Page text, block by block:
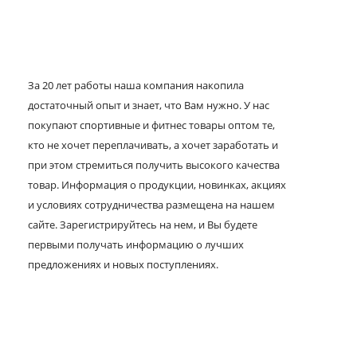
За 20 лет работы наша компания накопила
достаточный опыт и знает, что Вам нужно. У нас
покупают спортивные и фитнес товары оптом те,
кто не хочет переплачивать, а хочет заработать и
при этом стремиться получить высокого качества
товар. Информация о продукции, новинках, акциях
и условиях сотрудничества размещена на нашем
сайте. Зарегистрируйтесь на нем, и Вы будете
первыми получать информацию о лучших
предложениях и новых поступлениях.